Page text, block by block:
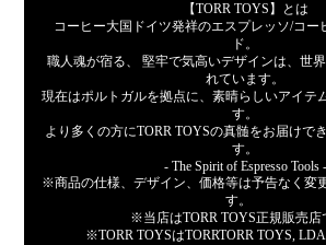
【TORR TOYS】とは
コーヒー大国ドイツ発祥のエスプレッソ/コー
ド。
職人魂が宿る、 堅牢で気高いデザインは、世
れています。
現在はポルトガルを拠点に、素晴らしいアイテ
す。
より多くの方にTORR TOYSの真髄をお届けで
す。
- The Spirit of Espresso Tools -
※商品の仕様、デザイン、価格等は予告なく変
す。
※当店はTORR TOYS正規販売店
※TORR TOYSはTORRTORR TOYS, LDA